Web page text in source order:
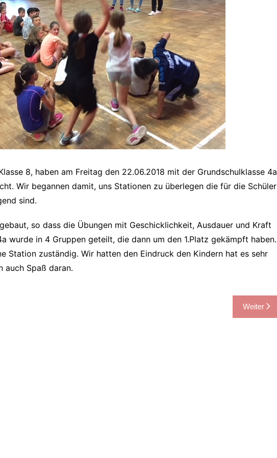
Prüfungstermine
Ganztagesschule
8, haben am Freitag den 22.06.2018 mit der Grundschulklasse 4a
Wir begannen damit, uns Stationen zu überlegen die für die Schüler
sind.
so dass die Übungen mit Geschicklichkeit, Ausdauer und Kraft
wurde in 4 Gruppen geteilt, die dann um den 1.Platz gekämpft haben.
Station zuständig. Wir hatten den Eindruck den Kindern hat es sehr
auch Spaß daran.
Weiter